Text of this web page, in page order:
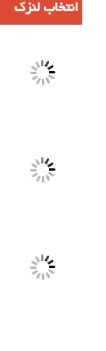
انتخاب لنزک